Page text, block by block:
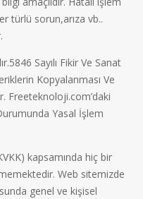
türlü sorun,arıza vb..
Sayılı Fikir Ve Sanat
Kopyalanması Ve
Freeteknoloji.com’daki
Yasal İşlem
kapsamında hiç bir
Web sitemizde
genel ve kişisel